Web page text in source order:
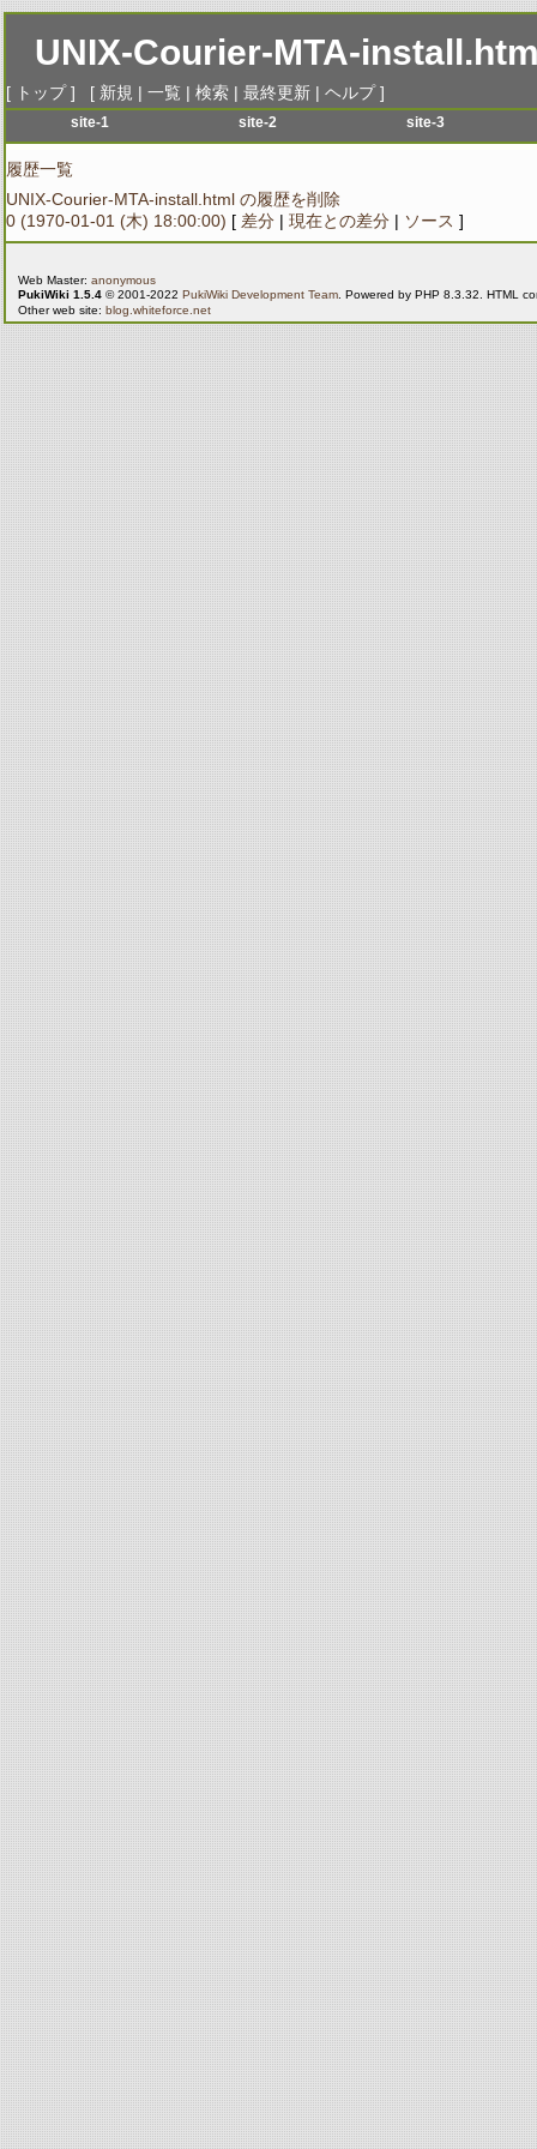
UNIX-Courier-MTA-
[ トップ] [ 新規 | 一覧 | 検索 | 最終更新 | ヘルプ]
site-1
menu-2
menu-3
menu-4
menu-6
site-2
menu-3
menu-4
menu-6
site-3
menu-3
menu-4
menu-6
履歴一覧
UNIX-Courier-MTA-install.html の履歴を削除
0 (1970-01-01 (木) 18:00:00) [ 差分 | 現在との差分 | ソース ]
Web Master: anonymous
PukiWiki 1.5.4 © 2001-2022 PukiWiki Development Team . Powered by PHP 8.3.32. HTML
Other web site: blog.whiteforce.net